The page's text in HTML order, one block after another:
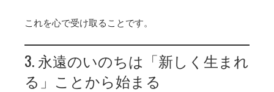
これを心で受け取ることです。
3. 永遠のいのちは「新しく生まれ
る」ことから始まる